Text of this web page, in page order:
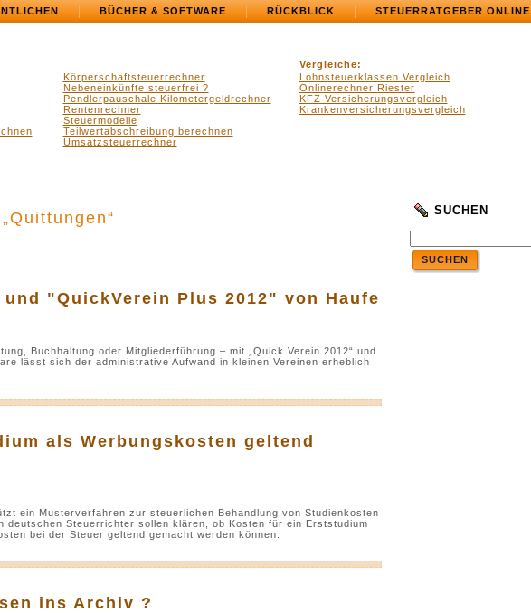
BÜCHER & SOFTWARE RÜCKBLICK STEUERRATGEBER ONLINE
Vergleiche:
Körperschaftsteuerrechner
Nebeneinkünfte steuerfrei ?
Pendlerpauschale Kilometergeldrechner
Rentenrechner
Steuermodelle
Teilwertabschreibung berechnen
Umsatzsteuerrechner
Lohnsteuerklassen Vergleich
Onlinerechner Riester
KFZ Versicherungsvergleich
Krankenversicherungsvergleich
"QuickVerein Plus 2012" von Haufe
Buchhaltung oder Mitgliederführung – mit „Quick Verein 2012“ und
lässt sich der administrative Aufwand in kleinen Vereinen erheblich
als Werbungskosten geltend
ein Musterverfahren zur steuerlichen Behandlung von Studienkosten
deutschen Steuerrichter sollen klären, ob Kosten für ein Erststudium
bei der Steuer geltend gemacht werden können.
ins Archiv ?
SUCHEN
SUCHEN